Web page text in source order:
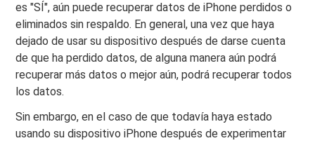
es "SÍ", aún puede recuperar datos de iPhone perdidos o
eliminados sin respaldo. En general, una vez que haya
dejado de usar su dispositivo después de darse cuenta
de que ha perdido datos, de alguna manera aún podrá
recuperar más datos o mejor aún, podrá recuperar todos
los datos.
Sin embargo, en el caso de que todavía haya estado
usando su dispositivo iPhone después de experimentar